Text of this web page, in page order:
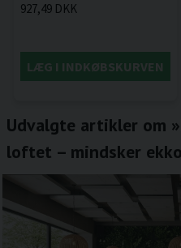
927,49 DKK
LÆG I INDKØBSKURVEN
Udvalgte artikler om
loftet – mindsker